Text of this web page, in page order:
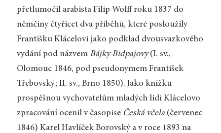
přetlumočil arabista Filip Wolff roku 1837 do
němčiny čtyřicet dva příběhů, které posloužily
Františku Klácelovi jako podklad dvousvazkového
vydání pod názvem Bájky Bidpajovy(I. sv.,
Olomouc 1846, pod pseudonymem František
Třebovský; II. sv., Brno 1850). Jako knížku
prospěšnou vychovatelům mladých lidí Klácelovo
zpracování ocenil v časopise Česká včela(červenec
1846) Karel Havlíček Borovský a v roce 1893 na